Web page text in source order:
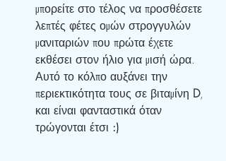
μπορείτε στο τέλος να προσθέσετε
λεπτές φέτες ομών στρογγυλών
μανιταριών που πρώτα έχετε
εκθέσει στον ήλιο για μισή ώρα.
Αυτό το κόλπο αυξάνει την
περιεκτικότητα τους σε βιταμίνη D,
και είναι φανταστικά όταν
τρώγονται έτσι :)